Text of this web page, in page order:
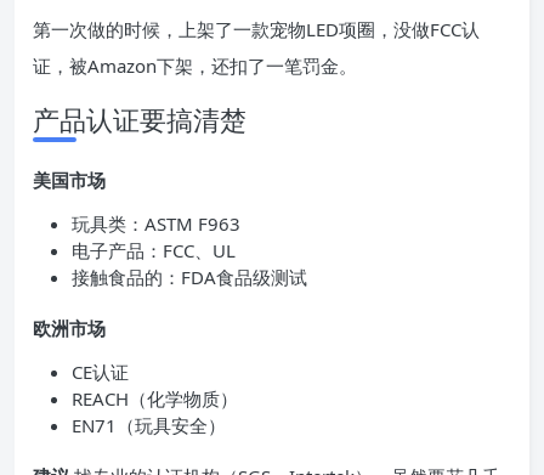
第一次做的时候，上架了一款宠物LED项圈，没做FCC认
证，被Amazon下架，还扣了一笔罚金。
产品认证要搞清楚
美国市场
玩具类：ASTM F963
电子产品：FCC、UL
接触食品的：FDA食品级测试
欧洲市场
CE认证
REACH（化学物质）
EN71（玩具安全）